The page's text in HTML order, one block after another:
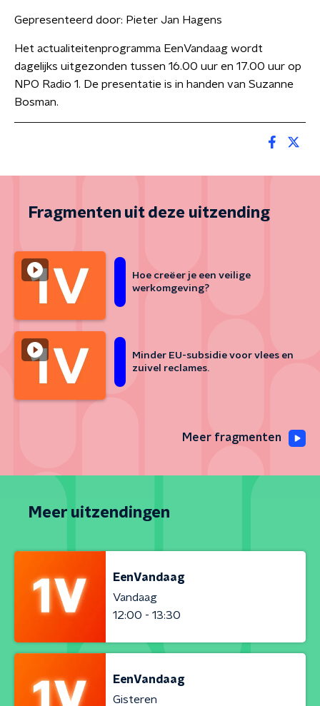
Gepresenteerd door: Pieter Jan Hagens
Het actualiteitenprogramma EenVandaag wordt
dagelijks uitgezonden tussen 16.00 uur en 17.00 uur op
NPO Radio 1. De presentatie is in handen van Suzanne
Bosman.
Fragmenten uit deze uitzending
Hoe creëer je een veilige
werkomgeving?
Minder EU-subsidie voor vlees en
zuivel reclames.
Meer fragmenten
Meer uitzendingen
EenVandaag
Vandaag
12:00 - 13:30
EenVandaag
Gisteren